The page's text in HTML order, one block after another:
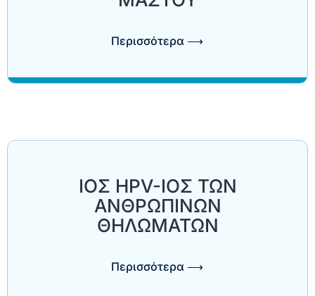
Περισσότερα ⟶
ΙΟΣ HPV-ΙΟΣ ΤΩΝ
ΑΝΘΡΩΠΙΝΩΝ
ΘΗΛΩΜΑΤΩΝ
Περισσότερα ⟶